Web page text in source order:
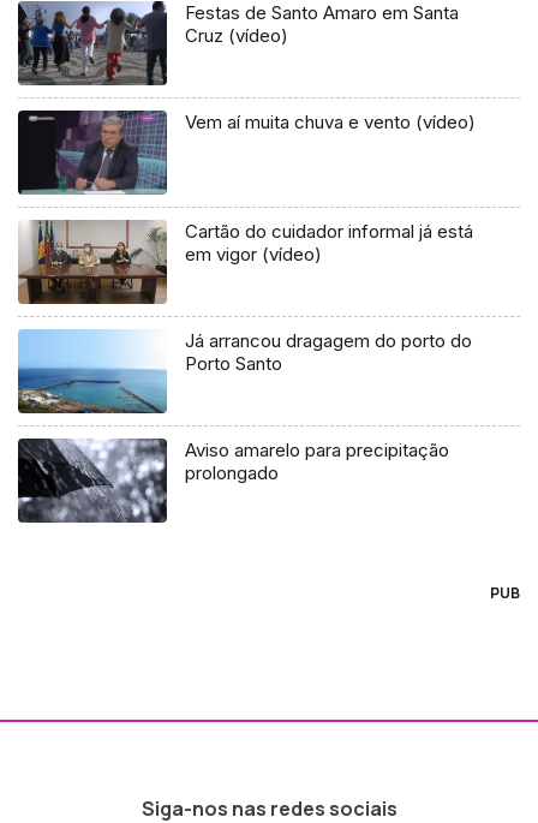
Festas de Santo Amaro em Santa
Cruz (vídeo)
Vem aí muita chuva e vento (vídeo)
Cartão do cuidador informal já está
em vigor (vídeo)
Já arrancou dragagem do porto do
Porto Santo
Aviso amarelo para precipitação
prolongado
PUB
Siga-nos nas redes sociais